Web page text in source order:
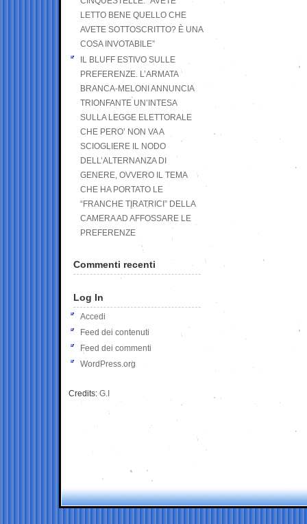
LETTO BENE QUELLO CHE
AVETE SOTTOSCRITTO? È UNA
COSA INVOTABILE”
IL BLUFF ESTIVO SULLE
PREFERENZE. L’ARMATA
BRANCA-MELONI ANNUNCIA
TRIONFANTE UN’INTESA
SULLA LEGGE ELETTORALE
CHE PERO’ NON VA A
SCIOGLIERE IL NODO
DELL’ALTERNANZA DI
GENERE, OVVERO IL TEMA
CHE HA PORTATO LE
“FRANCHE TIRATRICI” DELLA
CAMERA AD AFFOSSARE LE
PREFERENZE
Commenti recenti
Log In
Accedi
Feed dei contenuti
Feed dei commenti
WordPress.org
Credits: G.I